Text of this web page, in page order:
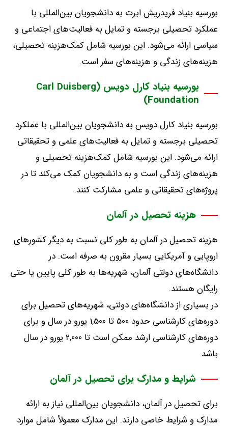
بورسیه بنیاد فریدریش ابرت به دانشجویان بین‌المللی با
عملکرد تحصیلی برجسته و تمایل به فعالیت‌های اجتماعی و
سیاسی ارائه می‌شود. این بورسیه شامل کمک‌هزینه تحصیلی،
هزینه‌های زندگی و هزینه‌های سفر است.
بورسیه بنیاد کارل دویس (Carl Duisberg
Foundation)
بورسیه بنیاد کارل دویس به دانشجویان بین‌المللی با عملکرد
تحصیلی برجسته و تمایل به فعالیت‌های علمی و تحقیقاتی
ارائه می‌شود. این بورسیه شامل کمک‌هزینه تحصیلی و
هزینه‌های زندگی است و به دانشجویان کمک می‌کند تا در
پروژه‌های تحقیقاتی و علمی مشارکت کنند.
هزینه تحصیل در آلمان
هزینه تحصیل در آلمان به طور کلی نسبت به دیگر کشورهای
اروپایی و آمریکایی بسیار مقرون به صرفه است. در
دانشگاه‌های دولتی آلمان، شهریه‌ها به طور کلی پایین یا حتی
رایگان هستند.
در بسیاری از دانشگاه‌های دولتی، شهریه‌های تحصیل برای
دوره‌های کارشناسی حدود
تا
یورو در سال و برای
دوره‌های کارشناسی ارشد ممکن است تا
یورو در سال
باشد.
شرایط و مدارک برای تحصیل در آلمان
برای تحصیل در آلمان، دانشجویان بین‌المللی نیاز به ارائه
مدارک و شرایط خاصی دارند. این مدارک معمولاً شامل موارد